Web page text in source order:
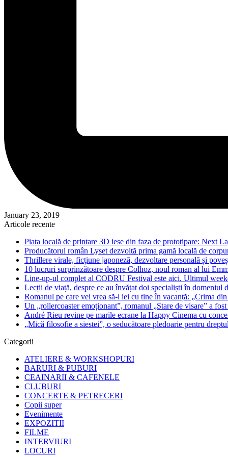
January 23, 2019
Articole recente
Piața locală de printare 3D iese din faza de prototipare: Next
Producătorul român Lyset dezvoltă prima gamă locală de
Thrillere virale, ficțiune japoneză, dezvoltare personală și
10 lucruri surprinzătoare despre Colhoz, noul roman al lui
Line-up-ul complet al CODRU Festival este aici. Ultimul
Lecții de viață, despre ce au învățat doi specialiști în
Romanul pe care vei vrea să-l iei cu tine în vacanță: „Crima
Un „rollercoaster emoționant”, romanul „Stare de visare” a
André Rieu revine pe marile ecrane la Happy Cinema cu
„Mică filosofie a siestei”, o seducătoare pledoarie pentru
Categorii
ATELIERE & WORKSHOPURI
BARURI & PUBURI
CEAINARII & CAFENELE
CLUBURI
CONCERTE & PETRECERI
Copii super
Evenimente
EXPOZITII
FILME
INTERVIURI
LOCURI